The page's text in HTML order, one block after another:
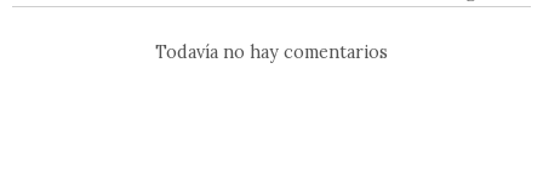
Todavía no hay comentarios